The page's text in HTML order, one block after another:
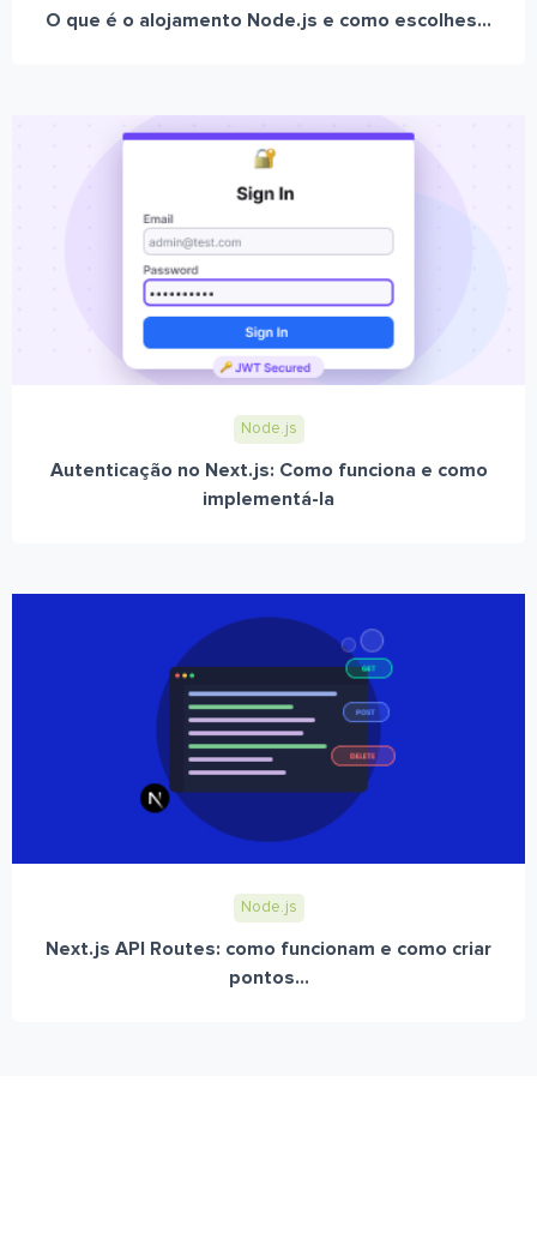
O que é o alojamento Node.js e como escolhes...
Node.js
Autenticação no Next.js: Como funciona e como
implementá-la
Node.js
Next.js API Routes: como funcionam e como criar
pontos...